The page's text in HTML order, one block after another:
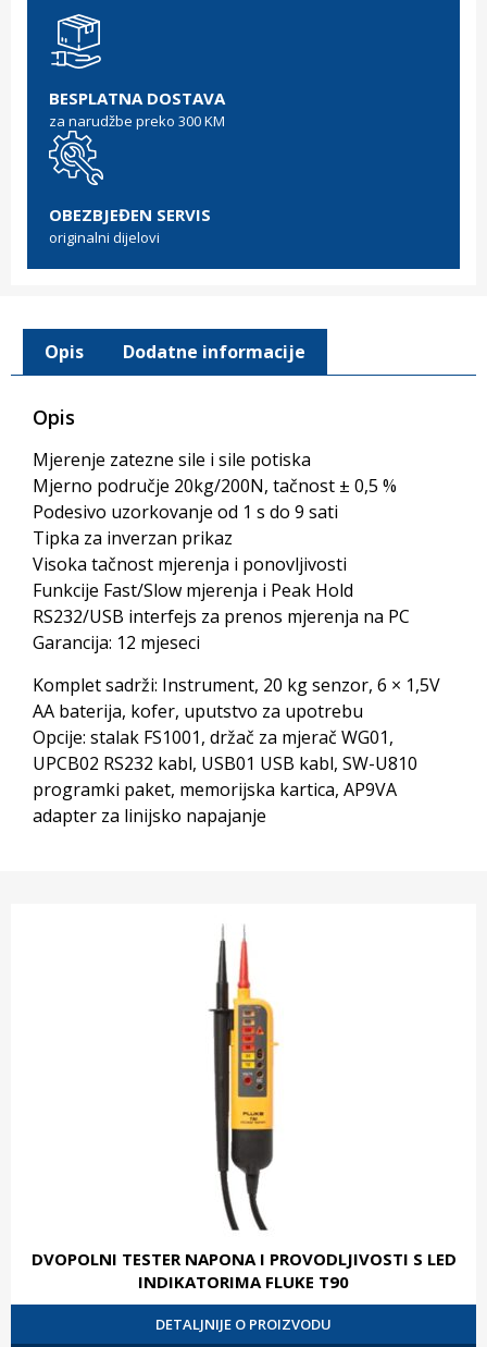
BESPLATNA DOSTAVA
za narudžbe preko 300 KM
OBEZBJEĐEN SERVIS
originalni dijelovi
Opis Dodatne informacije
Opis
Mjerenje zatezne sile i sile potiska
Mjerno područje 20kg/200N, tačnost ± 0,5 %
Podesivo uzorkovanje od 1 s do 9 sati
Tipka za inverzan prikaz
Visoka tačnost mjerenja i ponovljivosti
Funkcije Fast/Slow mjerenja i Peak Hold
RS232/USB interfejs za prenos mjerenja na PC
Garancija: 12 mjeseci
Komplet sadrži: Instrument, 20 kg senzor, 6 × 1,5V
AA baterija, kofer, uputstvo za upotrebu
Opcije: stalak FS1001, držač za mjerač WG01,
UPCB02 RS232 kabl, USB01 USB kabl, SW-U810
programki paket, memorijska kartica, AP9VA
adapter za linijsko napajanje
DVOPOLNI TESTER NAPONA I PROVODLJIVOSTI S LED
INDIKATORIMA FLUKE T90
DETALJNIJE O PROIZVODU